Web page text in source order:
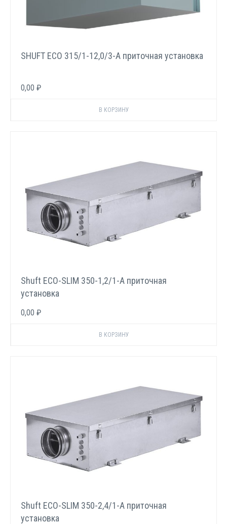
SHUFT ECO 315/1-12,0/3-A приточная установка
0,00 ₽
Shuft ECO-SLIM 350-1,2/1-А приточная
установка
0,00 ₽
Shuft ECO-SLIM 350-2,4/1-А приточная
установка